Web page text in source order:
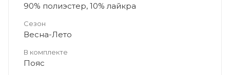
90% полиэстер, 10% лайкра
Сезон
Весна-Лето
В комплекте
Пояс